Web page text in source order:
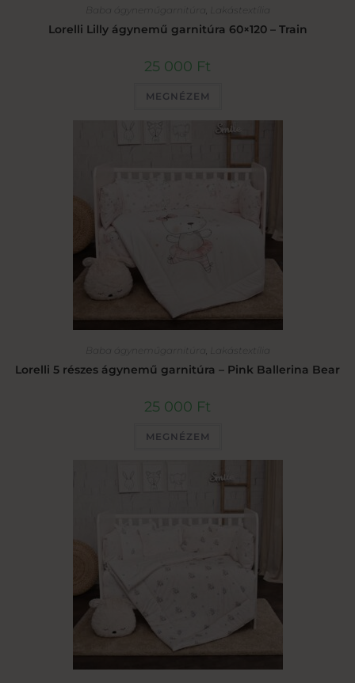
Baba ágyneműgarnitúra, Lakástextília
Lorelli Lilly ágynemű garnitúra 60×120 – Train
25 000 Ft
MEGNÉZEM
Baba ágyneműgarnitúra Lakástextília
Lorelli 5 részes ágynemű garnitúra – Pink Ballerina Bear
25 000 Ft
MEGNÉZEM